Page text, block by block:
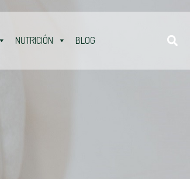
NUTRICIÓN BLOG